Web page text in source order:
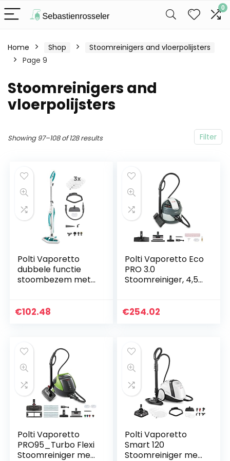
0
Home Shop
Stoomreinigers and vloerpolijsters
Page 9
Stoomreinigers and
vloerpolijsters
Filter
Showing 97–108 of 128 results
Polti Vaporetto
dubbele functie
stoombezem met
99,9% * van
€102.48
Polti Vaporetto Eco
PRO 3.0
Stoomreiniger, 4,5
virusdeeltjes,
€254.02
Polti Vaporetto
PRO95_Turbo Flexi
Stoomreiniger met
Polti Vaporetto
Smart 120
Stoomreiniger met